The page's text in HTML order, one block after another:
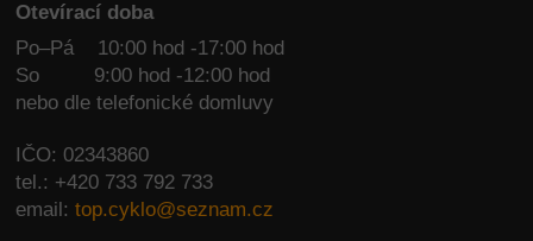
Otevírací doba
Po–Pá 10:00 hod -17:00 hod
So
9:00 hod -12:00 hod
nebo dle telefonické domluvy
IČO: 02343860
tel.: +420 733 792 733
email:top.cyklo@seznam.cz